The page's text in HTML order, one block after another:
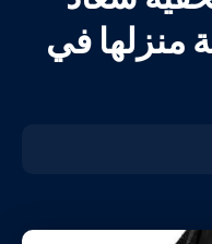
منزلها في